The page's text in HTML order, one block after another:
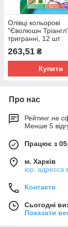
Олівці кольорові
"Єволюшн
тригранні, 12 шт
263,51 ₴
Купити
Про нас
Рейтинг не
Менше 5
Працює з
м. Харків
юр. адресса
Контакти
Сьогодні
Показати